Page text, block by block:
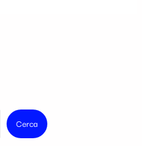
Cerca